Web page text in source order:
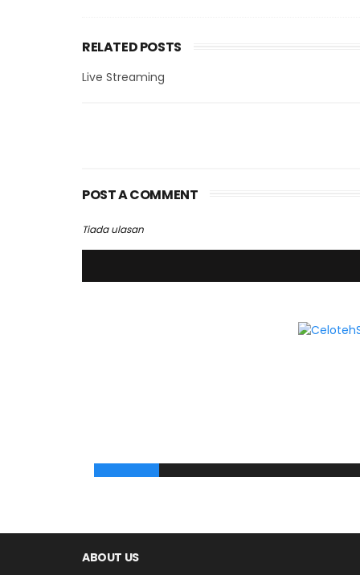
RELATED POSTS
Live Streaming
POST A COMMENT
Tiada ulasan
ABOUT US